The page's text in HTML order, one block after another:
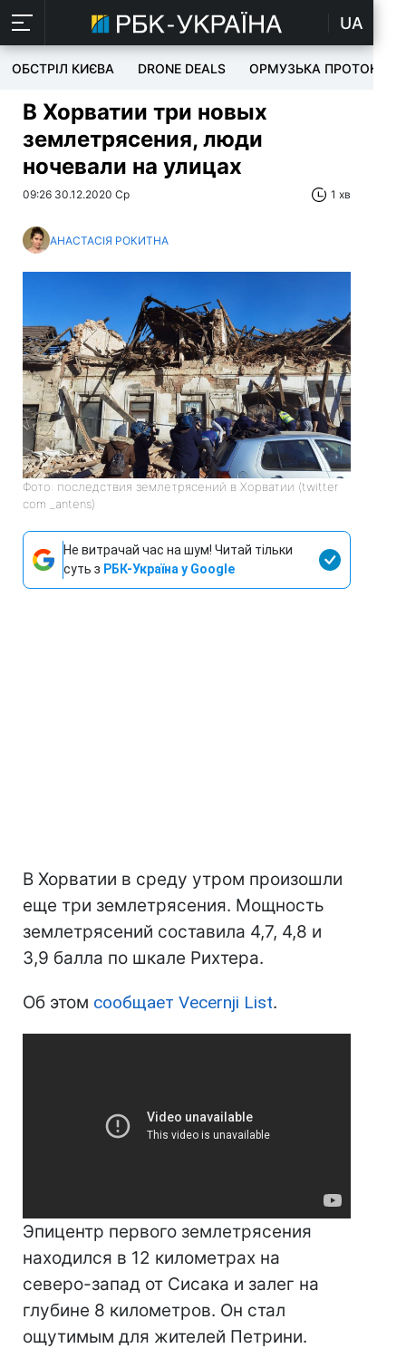
UA
ОБСТРІЛ КИЄВА DRONE DEALS ОРМУЗЬКА ПРОТОКА
В Хорватии три новых
землетрясения, люди
ночевали на улицах
09:26 30.12.2020 Ср 1 хв
АНАСТАСІЯ РОКИТНА
Фото: последствия землетрясений в Хорватии (twitter
com _antens)
Не витрачай час на шум! Читай тільки
суть з РБК-Україна у Google
В Хорватии в среду утром произошли
еще три землетрясения. Мощность
землетрясений составила 4,7, 4,8 и
3,9 балла по шкале Рихтера.
Об этом сообщает Vecernji List.
Эпицентр первого землетрясения
находился в 12 километрах на
северо-запад от Сисака и залег на
глубине 8 километров. Он стал
ощутимым для жителей Петрини.